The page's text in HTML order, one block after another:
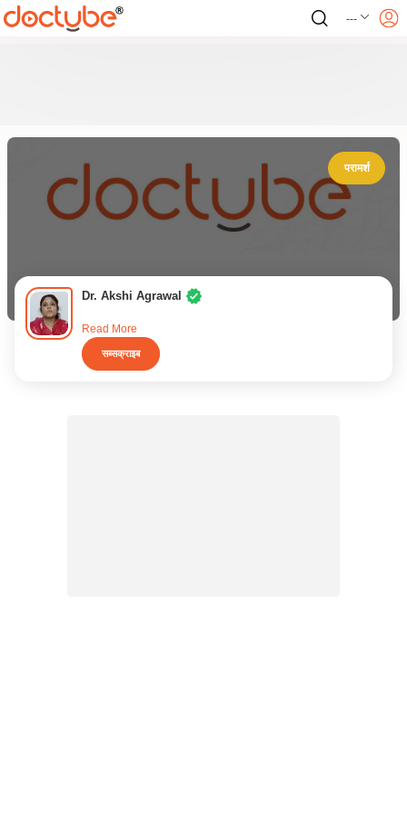
---
परामर्श
Dr. Akshi Agrawal
Read More
सब्सक्राइब